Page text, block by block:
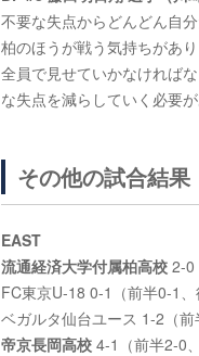
不要な失点からどんどん自
柏のほうが戦う気持ちがあ
全員で見せていかなければ
な失点を減らしていく必要が
その他の試合結果
EAST
流通経済大学付属柏高校 2-0
FC東京U-18 0-1（前半0-1、
ベガルタ仙台ユース 1-2（前
帝京長岡高校 4-1（前半2-0